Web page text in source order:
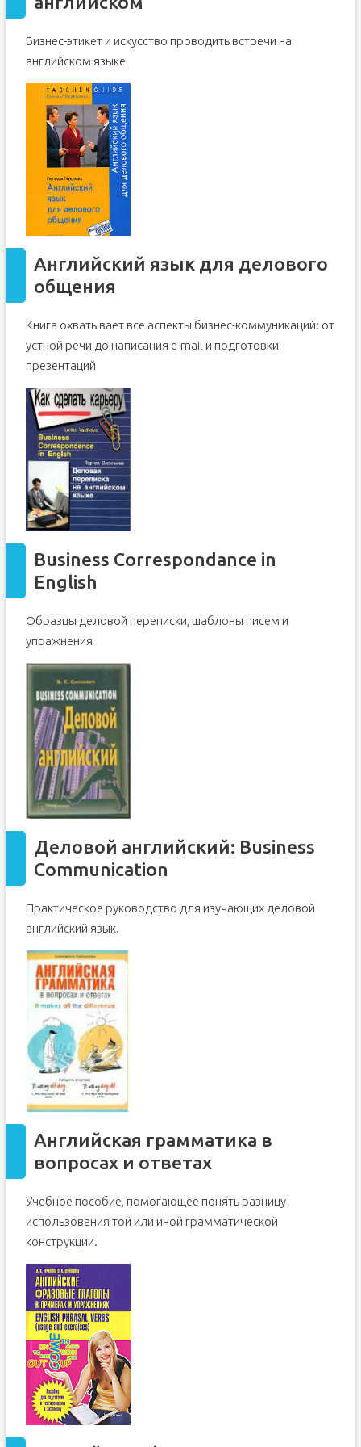
Книги для чтения
Бизнес-этикет и искусство проводить встречи на
английском языке
Английский язык для делового
общения
Книга охватывает все аспекты бизнес-коммуникаций: от
устной речи до написания e-mail и подготовки
презентаций
Business Correspondance in
English
Образцы деловой переписки, шаблоны писем и
упражнения
Деловой английский: Business
Communication
Практическое руководство для изучающих деловой
английский язык.
Английская грамматика в
вопросах и ответах
Учебное пособие, помогающее понять разницу
использования той или иной грамматической
конструкции.